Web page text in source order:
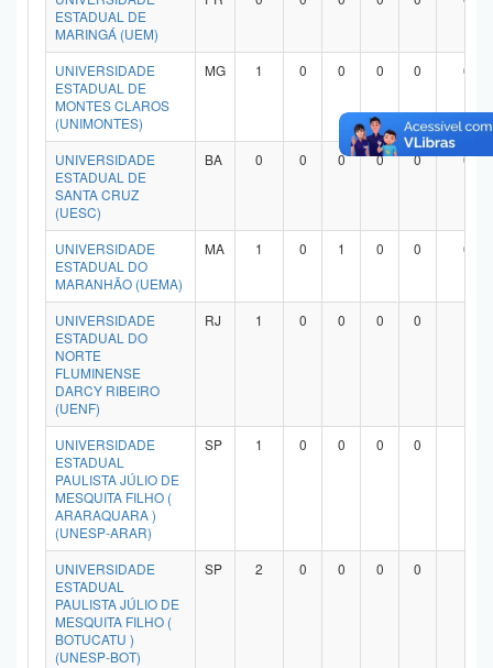
ESTADUAL DE
MARINGÁ (UEM)
UNIVERSIDADE
ESTADUAL DE
MONTES CLAROS
(UNIMONTES)
MG 1 0 0 0 0 0
UNIVERSIDADE
ESTADUAL DE
SANTA CRUZ
(UESC)
BA 0 0 0 0 0 0
UNIVERSIDADE
ESTADUAL DO
MARANHÃO (UEMA)
MA 1 0 1 0 0 0
UNIVERSIDADE
ESTADUAL DO
NORTE
FLUMINENSE
DARCY RIBEIRO
(UENF)
RJ 1 0 0 0 0
UNIVERSIDADE
ESTADUAL
PAULISTA JÚLIO DE
MESQUITA FILHO (
ARARAQUARA )
(UNESP-ARAR)
SP 1 0 0 0 0
UNIVERSIDADE
ESTADUAL
PAULISTA JÚLIO DE
MESQUITA FILHO (
BOTUCATU )
(UNESP-BOT)
SP 2 0 0 0 0